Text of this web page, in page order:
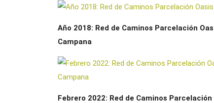
Año 2018: Red de Caminos Parcelación
Campana
Febrero 2022: Red de Caminos